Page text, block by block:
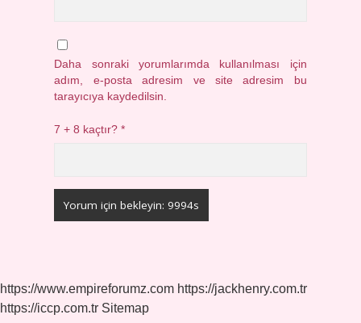
Daha sonraki yorumlarımda kullanılması için
adım, e-posta adresim ve site adresim bu
tarayıcıya kaydedilsin.
7 + 8 kaçtır?*
https://www.empireforumz.com https://jackhenry.com.tr
https://iccp.com.tr Sitemap